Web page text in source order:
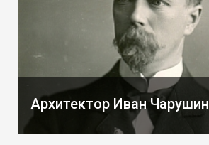
Архитектор Иван Чарушин